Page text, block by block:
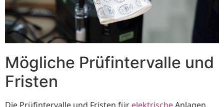
Mögliche Prüfintervalle und
Fristen